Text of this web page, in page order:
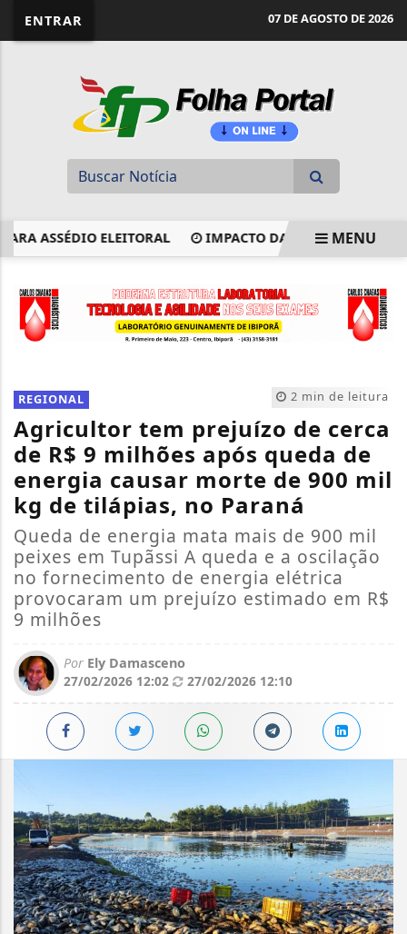
ENTRAR 07 DE AGOSTO DE 2026
ASSÉDIO ELEITORAL IMPACTO DAS TELAS NA SAÚDE
MENU
2 min de leitura
REGIONAL
Agricultor tem prejuízo de cerca
de R$ 9 milhões após queda de
energia causar morte de 900 mil
kg de tilápias, no Paraná
Queda de energia mata mais de 900 mil
peixes em Tupãssi A queda e a oscilação
no fornecimento de energia elétrica
provocaram um prejuízo estimado em R$
9 milhões
Por Ely Damasceno
27/02/2026 12:02
27/02/2026 12:10